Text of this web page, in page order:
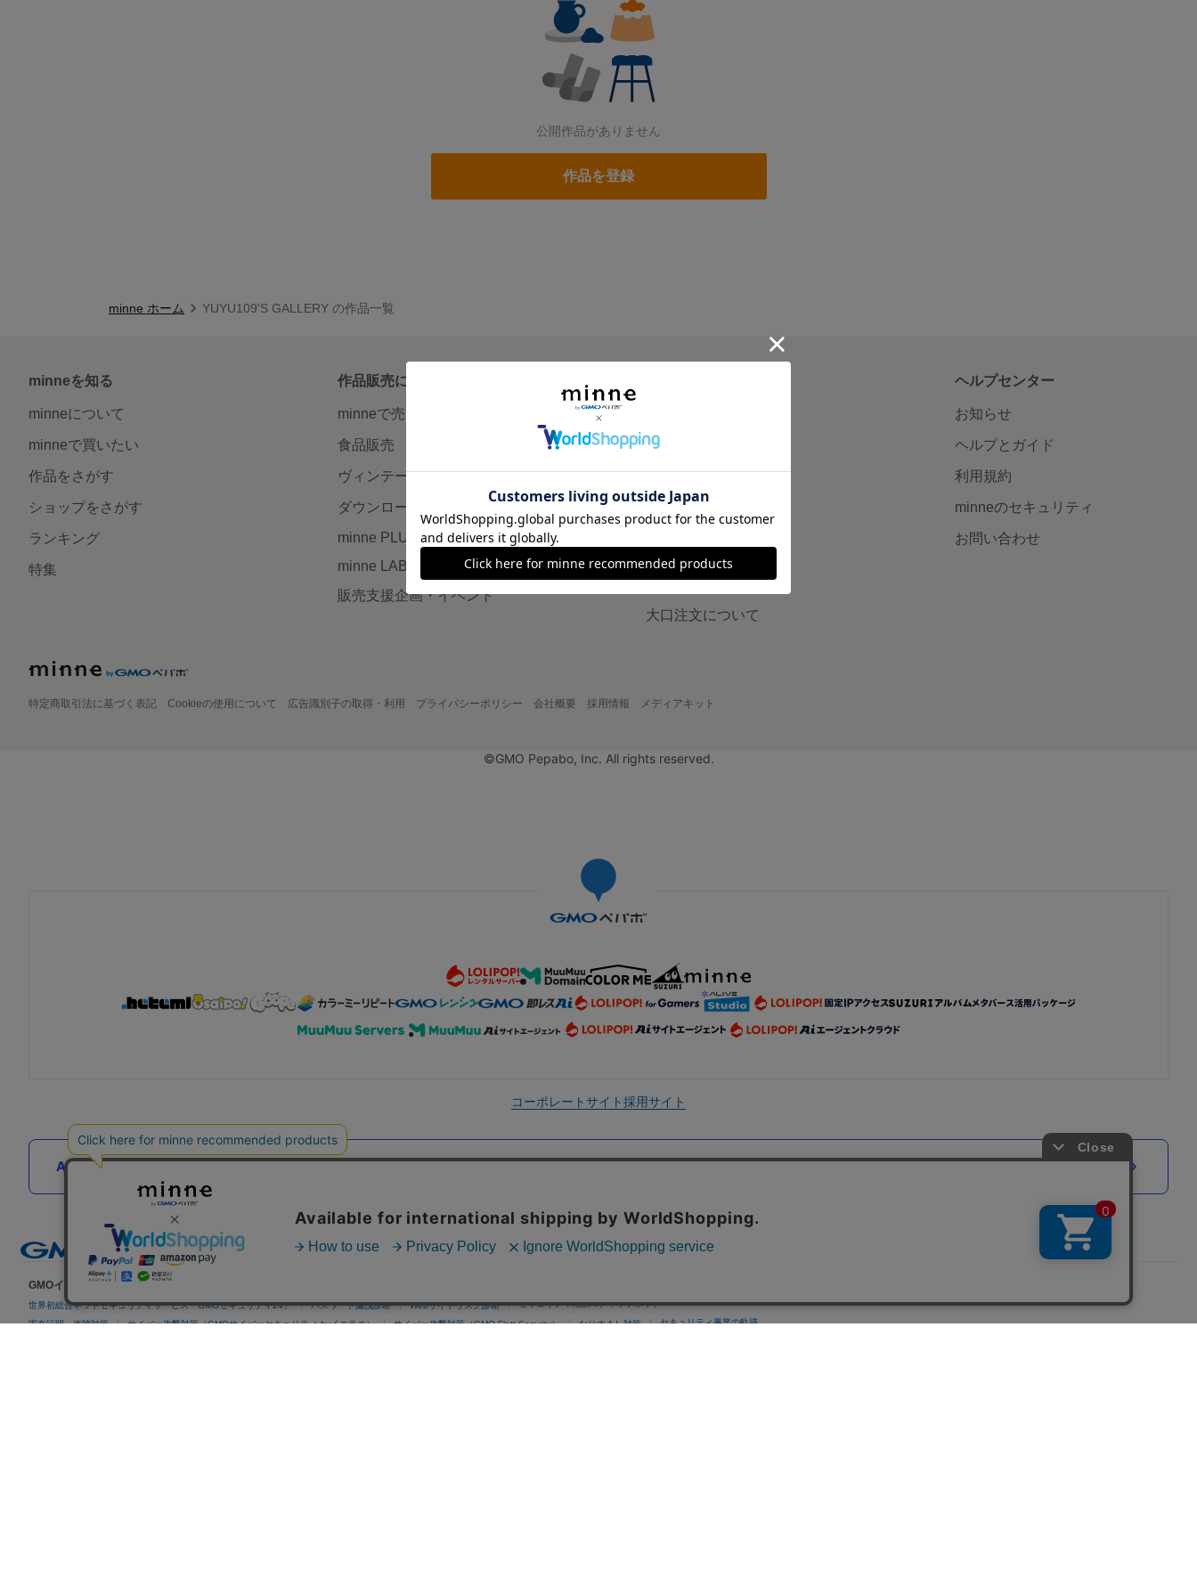
公開作品がありません
作品を登録
minne ホーム YUYU109'S GALLERY の作品一覧
minneを知る
minneについて
minneで買いたい
作品をさがす
ショップをさがす
ランキング
特集
作品販売について
minneで売りたい
食品販売
ヴィンテージ販売
ダウンロード販売
minne PLUS
minne LAB
販売支援企画・イベント
minne学習帖
ニュース
minneの本
企業の方へ
広告出稿について
大口注文について
ヘルプセンター
お知らせ
ヘルプとガイド
利用規約
minneのセキュリティ
お問い合わせ
特定商取引法に基づく表記 Cookieの使用について 広告識別子の取得・利用 プライバシーポリシー 会社概要 採用情報 メディアキット
©GMO Pepabo, Inc. All rights reserved.
コーポレートサイト採用サイト
AIへの取り組みお客様の「やりたいこと」をもっと手軽に。各サービスで広がるAI機能の取り組みをまとめて紹介しています。
GMOインターネットグループのセキュリティ事業について
世界初総合ネットセキュリティサービス「GMOセキュリティ24」 パスワード漏洩診断 Webサイトリスク診断 セキュリティ相談AIチャットボット
実在証明・盗聴対策 サイバー攻撃対策（GMOサイバーセキュリティ byイエラエ） サイバー攻撃対策（GMO Flatt Security） なりすまし対策 セキュリティ事業の軌跡